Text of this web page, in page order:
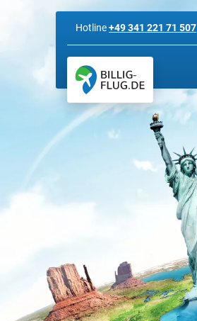
Hotline+49 341 221 71 507